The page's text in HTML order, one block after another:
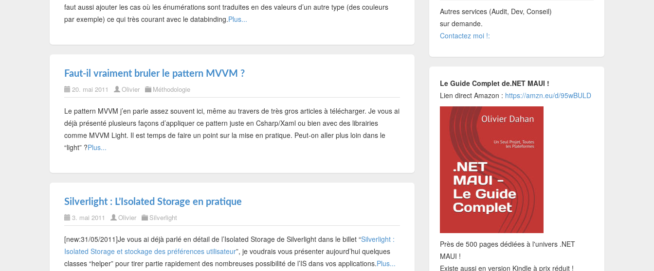
faut aussi ajouter les cas où les énumérations sont traduites en des valeurs d’un autre type (des couleurs
par exemple) ce qui très courant avec le databinding.Plus...
Faut-il vraiment bruler le pattern MVVM ?
20. mai 2011 Olivier Méthodologie
Le pattern MVVM j’en parle assez souvent ici, même au travers de très gros articles à télécharger. Je vous ai
déjà présenté plusieurs façons d’appliquer ce pattern juste en Csharp/Xaml ou bien avec des librairies
comme MVVM Light. Il est temps de faire un point sur la mise en pratique. Peut-on aller plus loin dans le
“light” ?Plus...
Silverlight : L’Isolated Storage en pratique
3. mai 2011 Olivier Silverlight
[new:31/05/2011]Je vous ai déjà parlé en détail de l’Isolated Storage de Silverlight dans le billet “Silverlight :
Isolated Storage et stockage des préférences utilisateur”, je voudrais vous présenter aujourd’hui quelques
classes “helper” pour tirer partie rapidement des nombreuses possibilité de l’IS dans vos applications.Plus...
Autres services (Audit, Dev, Conseil)
sur demande.
Contactez moi !:
Le Guide Complet de.NET MAUI !
Lien direct Amazon : https://amzn.eu/d/95wBULD
Près de 500 pages dédiées à l'univers .NET
MAUI !
Existe aussi en version Kindle à prix réduit !